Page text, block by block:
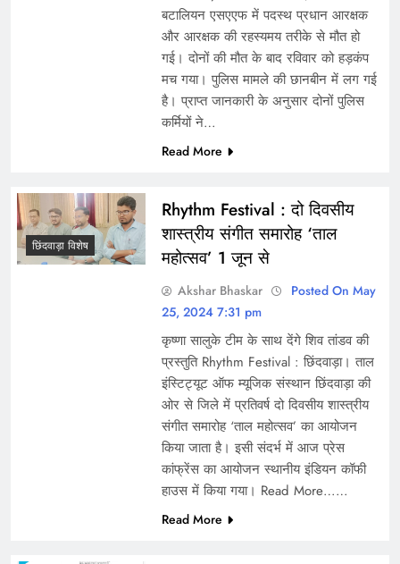
बटालियन एसएएफ में पदस्थ प्रधान आरक्षक
और आरक्षक की रहस्यमय तरीके से मौत हो
गई। दोनों की मौत के बाद रविवार को हड़कंप
मच गया। पुलिस मामले की छानबीन में लग गई
है। प्राप्त जानकारी के अनुसार दोनों पुलिस
कर्मियों ने…
Read More
छिंदवाड़ा विशेष
Rhythm Festival : दो दिवसीय
शास्त्रीय संगीत समारोह ‘ताल
महोत्सव’ 1 जून से
Akshar Bhaskar
Posted On May
25, 2024 7:31 pm
कृष्णा सालुके टीम के साथ देंगे शिव तांडव की
प्रस्तुति Rhythm Festival : छिंदवाड़ा। ताल
इंस्टिट्यूट ऑफ म्यूजिक संस्थान छिंदवाड़ा की
ओर से जिले में प्रतिवर्ष दो दिवसीय शास्त्रीय
संगीत समारोह ‘ताल महोत्सव’ का आयोजन
किया जाता है। इसी संदर्भ में आज प्रेस
कांफ्रेंस का आयोजन स्थानीय इंडियन कॉफी
हाउस में किया गया। Read More……
Read More